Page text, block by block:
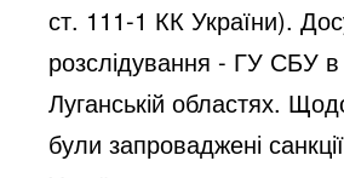
ст. 111-1 КК України).
розслідування - ГУ СБУ в
Луганській областях.
були запроваджені